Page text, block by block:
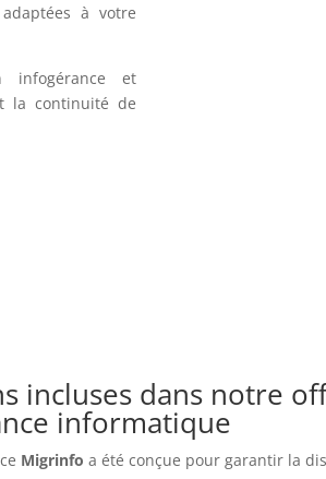
à votre
et
la continuité de
incluses dans notre
informatique
Migrinfo a été conçue pour garantir la